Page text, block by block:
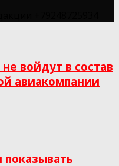
войдут в состав
авиакомпании
показывать